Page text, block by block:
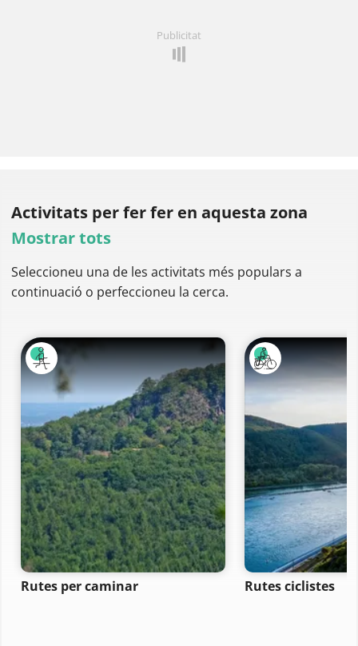
Publicitat
Activitats per ferfer en aquesta zona
Mostrar tots
Seleccioneu una de les activitats més populars a
continuació o perfeccioneu la cerca.
Rutes per caminar Rutes ciclistes